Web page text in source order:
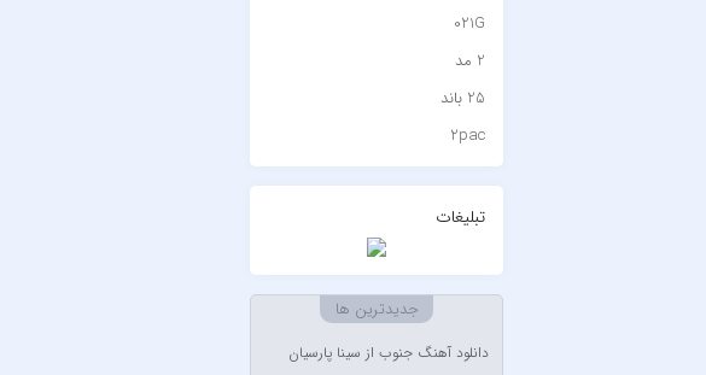
021G
2 مد
25 باند
2pac
۷ بند
AFROJACK
تبلیغات
جدیدترین ها
دانلود آهنگ جنوب از سینا پارسیان